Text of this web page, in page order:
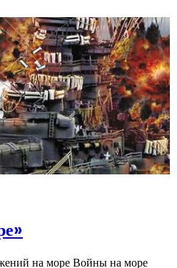
на море Войны на море